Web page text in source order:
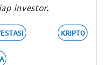
investor.
KRIPTO